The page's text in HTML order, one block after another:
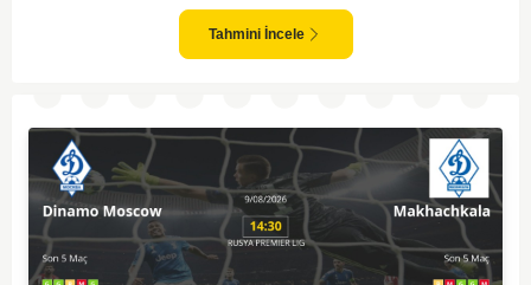
Zenit'in ev sahibi avantajı ve daha tecrübeli kadrosu göz önüne
alındığında, maçın genel seyri Zenit'in kontrolünde geçebilir. Bu faktörlerle
birlikte, Zenit'in net bir galibiyete ulaşması olası görünüyor.
Tahmini İncele